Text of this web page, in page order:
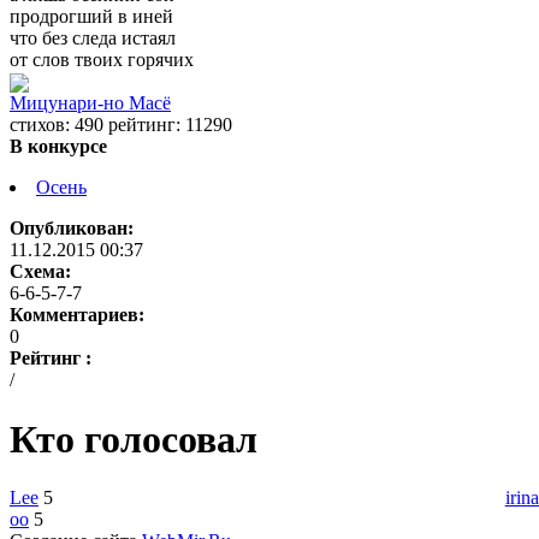
продрогший в иней
что без следа истаял
от слов твоих горячих
Мицунари-но Масё
cтихов: 490 рейтинг: 11290
В конкурсе
Осень
Опубликован:
11.12.2015 00:37
Схема:
6-6-5-7-7
Комментариев:
0
Рейтинг :
/
Кто голосовал
Lee 5
oo 5